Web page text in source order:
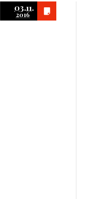
03.11.
2016